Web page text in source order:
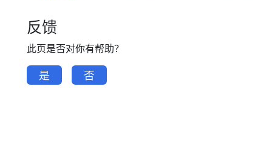
反馈
此页是否对你有帮助？
是 否